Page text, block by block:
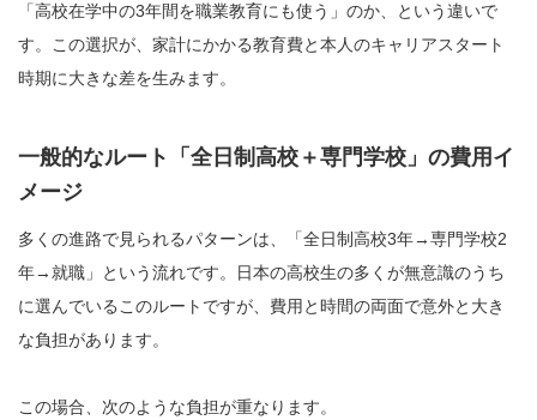
「高校在学中の3年間を職業教育にも使う」のか、という違いで
す。この選択が、家計にかかる教育費と本人のキャリアスタート
時期に大きな差を生みます。
一般的なルート「全日制高校＋専門学校」の費用イ
メージ
多くの進路で見られるパターンは、「全日制高校3年→専門学校2
年→就職」という流れです。日本の高校生の多くが無意識のうち
に選んでいるこのルートですが、費用と時間の両面で意外と大き
な負担があります。
この場合、次のような負担が重なります。